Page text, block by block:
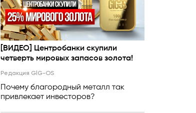
[ВИДЕО] Центробанки скупили
четверть мировых запасов золота!
Редакция GlG-OS
Почему благородный металл так
привлекает инвесторов?